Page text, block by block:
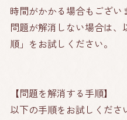
時間がかかる場合もござい
問題が解消しない場合は
順」をお試しください。
【問題を解消する手順】
以下の手順をお試しくださ